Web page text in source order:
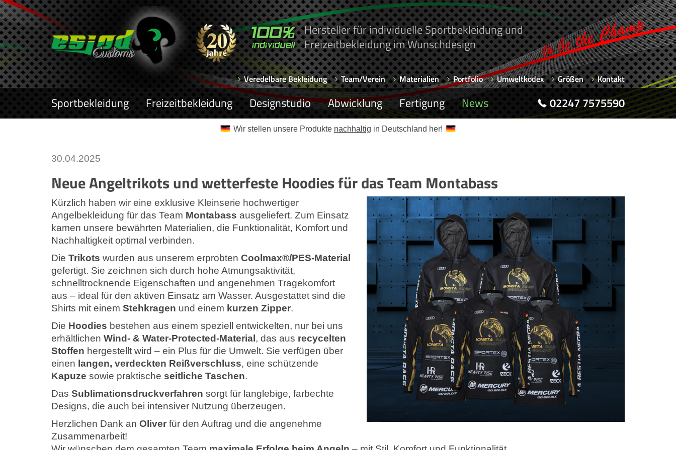
Hersteller für individuelle Sportbekleidung und
Freizeitbekleidung im Wunschdesign
Veredelbare Bekleidung Team/Verein Materialien Portfolio Umweltkodex Größen Kontakt
Sportbekleidung Freizeitbekleidung Designstudio Abwicklung Fertigung News 02247 7575590
Wir stellen unsere Produkte nachhaltig in Deutschland her!
30.04.2025
Neue Angeltrikots und wetterfeste Hoodies für das Team Montabass
Kürzlich haben wir eine exklusive Kleinserie hochwertiger
Angelbekleidung für das Team Montabass ausgeliefert. Zum Einsatz
kamen unsere bewährten Materialien, die Funktionalität, Komfort und
Nachhaltigkeit optimal verbinden.
Die Trikots wurden aus unserem erprobten Coolmax®/PES-Material
gefertigt. Sie zeichnen sich durch hohe Atmungsaktivität,
schnelltrocknende Eigenschaften und angenehmen Tragekomfort
aus – ideal für den aktiven Einsatz am Wasser. Ausgestattet sind die
Shirts mit einem Stehkragen und einem kurzen Zipper.
Die Hoodies bestehen aus einem speziell entwickelten, nur bei uns
erhältlichen Wind- & Water-Protected-Material , das aus recycelten
Stoffen hergestellt wird – ein Plus für die Umwelt. Sie verfügen über
einen langen, verdeckten Reißverschluss, eine schützende
Kapuze sowie praktische seitliche Taschen.
Das Sublimationsdruckverfahren sorgt für langlebige, farbechte
Designs, die auch bei intensiver Nutzung überzeugen.
Herzlichen Dank an Oliver für den Auftrag und die angenehme
Zusammenarbeit!